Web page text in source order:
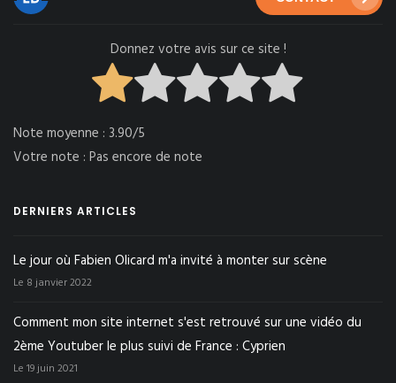
Donnez votre avis sur ce site !
Note moyenne : 3.90/5
Votre note : Pas encore de note
DERNIERS ARTICLES
Le jour où Fabien Olicard m'a invité à monter sur scène
Le 8 janvier 2022
Comment mon site internet s'est retrouvé sur une vidéo du
2ème Youtuber le plus suivi de France : Cyprien
Le 19 juin 2021